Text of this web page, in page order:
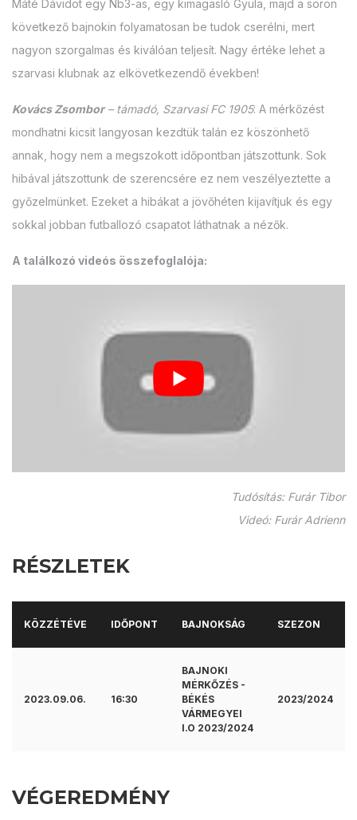
Máté Dávidot egy Nb3-as, egy kimagasló Gyula, majd a soron
következő bajnokin folyamatosan be tudok cserélni, mert
nagyon szorgalmas és kiválóan teljesít. Nagy értéke lehet a
szarvasi klubnak az elkövetkezendő években!
Kovács Zsombor– támadó, Szarvasi FC 1905: A mérkőzést
mondhatni kicsit langyosan kezdtük talán ez köszönhető
annak, hogy nem a megszokott időpontban játszottunk. Sok
hibával játszottunk de szerencsére ez nem veszélyeztette a
győzelmünket. Ezeket a hibákat a jövőhéten kijavítjuk és egy
sokkal jobban futballozó csapatot láthatnak a nézők.
A találkozó videós összefoglalója:
Tudósítás: Furár Tibor
Videó: Furár Adrienn
RÉSZLETEK
KÖZZÉTÉVE IDŐPONT BAJNOKSÁG SZEZON
2023.09.06. 16:30
BAJNOKI
MÉRKŐZÉS -
BÉKÉS
VÁRMEGYEI
I.O 2023/2024
2023/2024
VÉGEREDMÉNY